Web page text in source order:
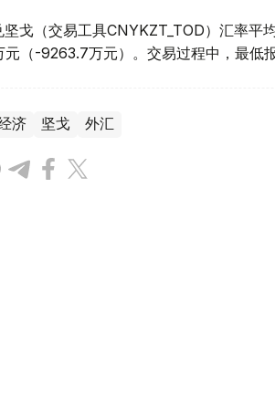
坚戈（交易工具CNYKZT_TOD）汇率
元（-9263.7万元）。交易过程中，最低
济 坚戈 外汇